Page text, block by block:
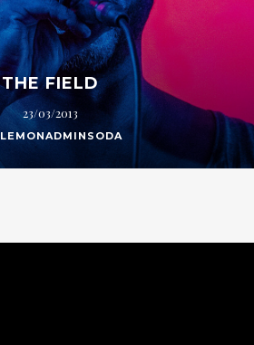
THE FIELD
23/03/2013
LEMONADMINSODA